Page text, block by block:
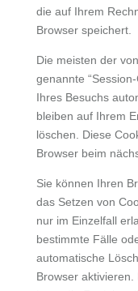
die auf Ihrem
Browser speichert.
Die meisten der
genannte
Ihres Besuchs
bleiben auf Ihrem
löschen. Diese
Browser beim
Sie können Ihren
das Setzen von
nur im Einzelfall
bestimmte Fälle
automatische
Browser